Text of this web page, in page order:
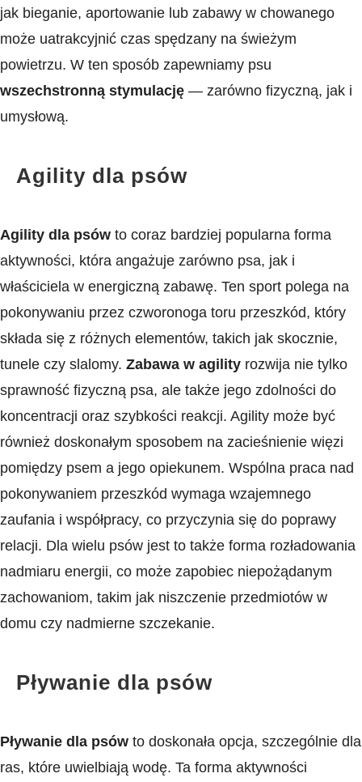
jak bieganie, aportowanie lub‍ zabawy w chowanego
może uatrakcyjnić ​czas spędzany na świeżym
powietrzu. W‍ ten sposób zapewniamy psu
wszechstronną stymulację —‌ zarówno fizyczną, jak i
umysłową.
Agility dla psów
Agility dla psów to coraz bardziej popularna forma‌
aktywności, która angażuje zarówno psa, jak i
właściciela w ⁣energiczną zabawę. Ten sport polega na
pokonywaniu przez czworonoga toru przeszkód, który
składa się z różnych⁤ elementów, takich ⁤jak skocznie,
tunele czy slalomy. Zabawa w agility rozwija nie tylko
sprawność‍ fizyczną psa, ale także jego zdolności do
koncentracji oraz szybkości reakcji. Agility może być
również doskonałym ​sposobem ‍na zacieśnienie więzi
pomiędzy psem a ⁣jego opiekunem. Wspólna praca nad
pokonywaniem przeszkód wymaga wzajemnego
zaufania i współpracy, co przyczynia się do poprawy
relacji. Dla wielu psów jest to także forma rozładowania
nadmiaru energii, co może zapobiec niepożądanym
zachowaniom, ‌takim jak niszczenie przedmiotów w
domu czy nadmierne szczekanie.
Pływanie dla psów
Pływanie dla psów to doskonała opcja, szczególnie dla
ras, które uwielbiają wodę. Ta forma aktywności